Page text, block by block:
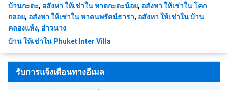
บ้านกะตะ, อสังหา ให้เช่าใน หาดกะตะน้อย, อสังหา ให้เช่าใน โคก
กลอย, อสังหา ให้เช่าใน หาดนพรัตน์ธารา, อสังหา ให้เช่าใน บ้าน
คลองแห้ง, อ่าวนาง
บ้าน ให้เช่าใน Phuket Inter Villa
รับการแจ้งเตือนทางอีเมล